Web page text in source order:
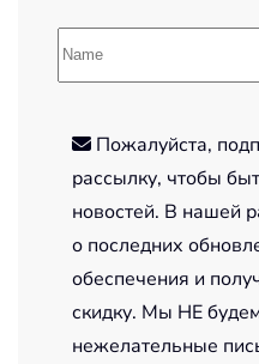
Пожалуйста,
рассылку, чтобы
новостей. В нашей
о последних
обеспечения и
скидку. Мы НЕ
нежелательные